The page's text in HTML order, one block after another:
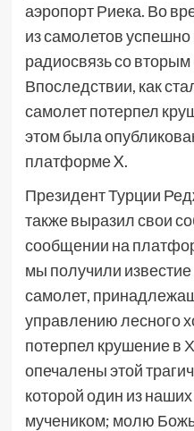
аэропорт Риека. Во
из самолетов
радиосвязь со
Впоследствии, как
самолет потерпел
этом была
платформе X.
Президент Турции
также выразил свои
сообщении на
мы получили
самолет,
управлению лесного
потерпел крушение в
опечалены этой
которой один из
мучеником; молю